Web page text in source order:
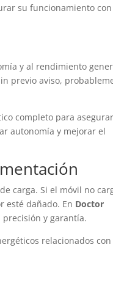
su funcionamiento
y al rendimiento
previo aviso,
completo para
autonomía y mejorar el
carga. Si el móvil no
esté dañado. En Doctor
precisión y garantía.
relacionados con